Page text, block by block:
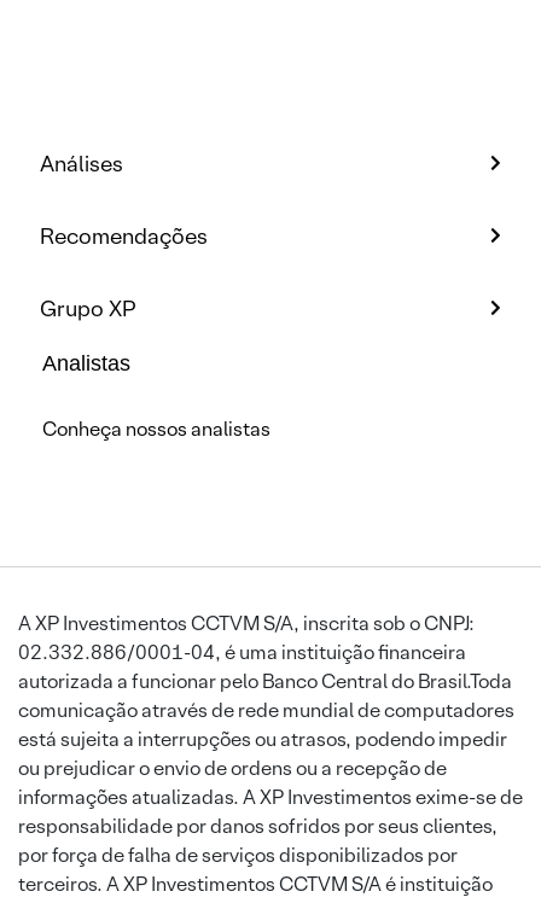
Análises
Recomendações
Grupo XP
Analistas
Conheça nossos analistas
A XP Investimentos CCTVM S/A, inscrita sob o CNPJ:
02.332.886/0001-04, é uma instituição financeira
autorizada a funcionar pelo Banco Central do Brasil.Toda
comunicação através de rede mundial de computadores
está sujeita a interrupções ou atrasos, podendo impedir
ou prejudicar o envio de ordens ou a recepção de
informações atualizadas. A XP Investimentos exime-se de
responsabilidade por danos sofridos por seus clientes,
por força de falha de serviços disponibilizados por
terceiros. A XP Investimentos CCTVM S/A é instituição